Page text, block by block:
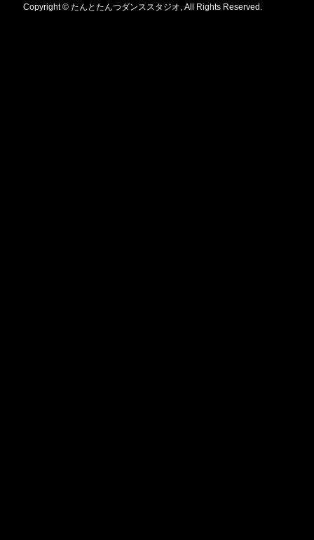
Copyright © たんとたんつダンススタジオ, All Rights Reserved.